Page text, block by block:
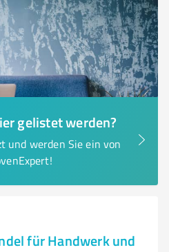
gelistet werden?
und werden Sie ein von
für Handwerk und